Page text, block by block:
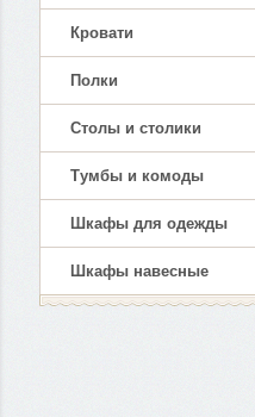
Кровати
Полки
Столы и столики
Тумбы и комоды
Шкафы для одежды
Шкафы навесные